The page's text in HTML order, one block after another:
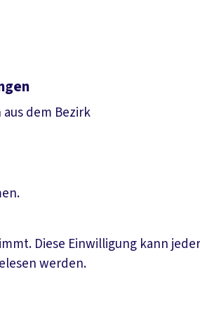
dem Bezirk
Diese Einwilligung kann
werden.